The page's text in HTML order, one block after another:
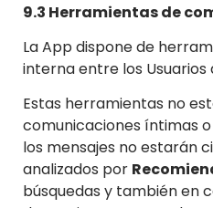
9.3 Herramientas de
La App dispone de
interna entre los Usuarios
Estas herramientas no
comunicaciones íntimas
los mensajes no estarán
analizados por
búsquedas y también en